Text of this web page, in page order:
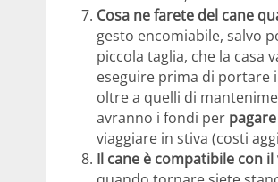
Cosa ne farete del cane
gesto encomiabile, salvo
piccola taglia, che la casa
eseguire prima di portare
oltre a quelli di
avranno i fondi per
viaggiare in stiva (costi
Il cane è compatibile con